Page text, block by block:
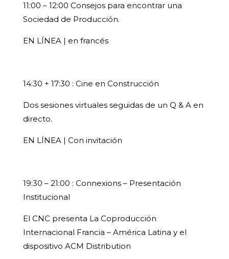
11:00 – 12:00 Consejos para encontrar una
Sociedad de Producción.
EN LÍNEA | en francés
14:30 + 17:30 : Cine en Construcción
Dos sesiones virtuales seguidas de un Q & A en
directo.
EN LÍNEA | Con invitación
19:30 – 21:00 : Connexions – Presentación
Institucional
El CNC presenta La Coproducción
Internacional Francia – América Latina y el
dispositivo ACM Distribution